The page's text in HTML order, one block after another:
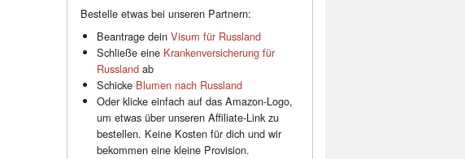
Bestelle etwas bei unseren Partnern:
Beantrage dein Visum für Russland
Schließe eine Krankenversicherung für
Russlandab
Schicke Blumen nach Russland
Oder klicke einfach auf das Amazon-Logo,
um etwas über unseren Affiliate-Link zu
bestellen. Keine Kosten für dich und wir
bekommen eine kleine Provision.